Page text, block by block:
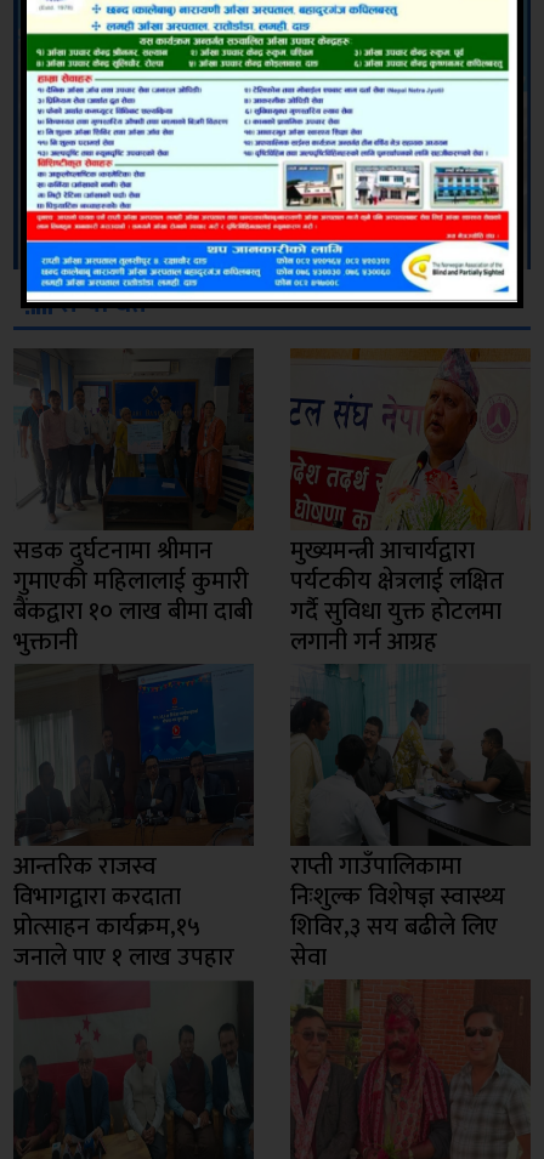
सम्बन्धित
सडक दुर्घटनामा श्रीमान
गुमाएकी महिलालाई कुमारी
बैंकद्वारा १० लाख बीमा दाबी
भुक्तानी
मुख्यमन्त्री आचार्यद्वारा
पर्यटकीय क्षेत्रलाई लक्षित
गर्दै सुविधा युक्त होटलमा
लगानी गर्न आग्रह
आन्तरिक राजस्व
विभागद्वारा करदाता
प्रोत्साहन कार्यक्रम,१५
जनाले पाए १ लाख उपहार
राप्ती गाउँपालिकामा
निःशुल्क विशेषज्ञ स्वास्थ्य
शिविर,३ सय बढीले लिए
सेवा